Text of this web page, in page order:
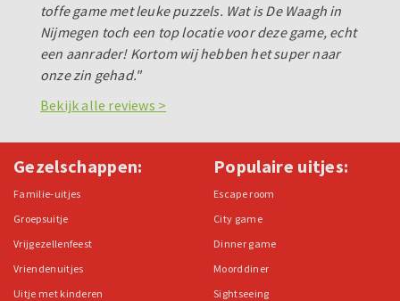
toffe game met leuke puzzels. Wat is De Waagh in
Nijmegen toch een top locatie voor deze game, echt
een aanrader! Kortom wij hebben het super naar
onze zin gehad."
Bekijk alle reviews >
Gezelschappen:
Familie-uitjes
Groepsuitje
Vrijgezellenfeest
Vriendenuitjes
Uitje met kinderen
Populaire uitjes:
Escape room
City game
Dinner game
Moorddiner
Sightseeing